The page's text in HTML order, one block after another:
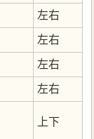
左右
左右
左右
左右
上下